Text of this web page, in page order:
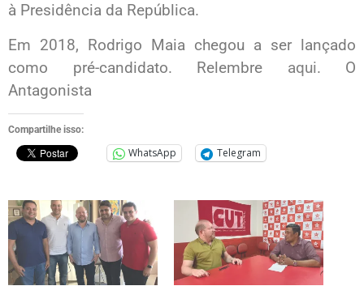
à Presidência da República.
Em 2018, Rodrigo Maia chegou a ser lançado
como pré-candidato. Relembre aqui. O
Antagonista
Compartilhe isso:
WhatsApp Telegram